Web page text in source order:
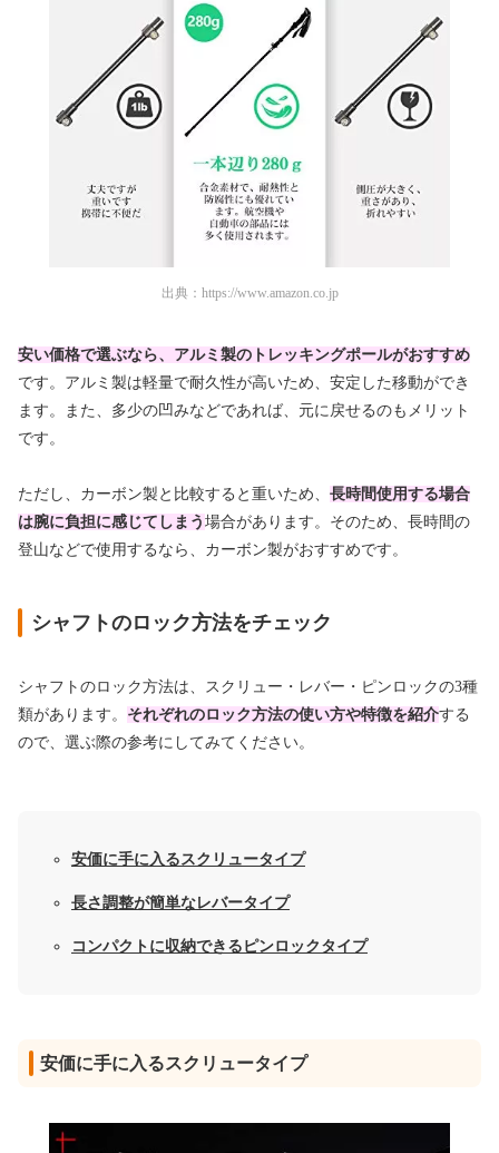
出典： https://www.amazon.co.jp
安い価格で選ぶなら、アルミ製のトレッキングポールがおすすめ
です。アルミ製は軽量で耐久性が高いため、安定した移動ができ
ます。また、多少の凹みなどであれば、元に戻せるのもメリット
です。
ただし、カーボン製と比較すると重いため、 長時間使用する場合
は腕に負担に感じてしまう 場合があります。そのため、長時間の
登山などで使用するなら、カーボン製がおすすめです。
シャフトのロック方法をチェック
シャフトのロック方法は、スクリュー・レバー・ピンロックの3種
類があります。 それぞれのロック方法の使い方や特徴を紹介する
ので、選ぶ際の参考にしてみてください。
安価に手に入るスクリュータイプ
長さ調整が簡単なレバータイプ
コンパクトに収納できるピンロックタイプ
安価に手に入るスクリュータイプ